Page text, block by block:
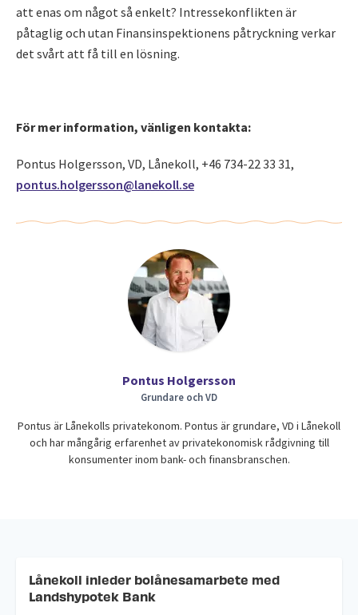
att enas om något så enkelt? Intressekonflikten är
påtaglig och utan Finansinspektionens påtryckning verkar
det svårt att få till en lösning.
För mer information, vänligen kontakta:
Pontus Holgersson, VD, Lånekoll, +46 734-22 33 31,
pontus.holgersson@lanekoll.se
Pontus Holgersson
Grundare och VD
Pontus är Lånekolls privatekonom. Pontus är grundare, VD i Lånekoll
och har mångårig erfarenhet av privatekonomisk rådgivning till
konsumenter inom bank- och finansbranschen.
Lånekoll inleder bolånesamarbete med
Landshypotek Bank